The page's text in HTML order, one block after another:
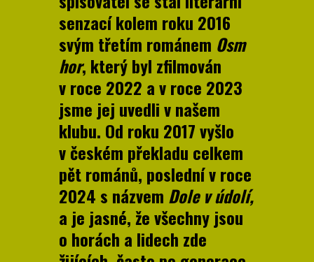
senzací kolem roku 2016
svým třetím románem Osm
hor, který byl zfilmován
v roce 2022 a v roce 2023
jsme jej uvedli v našem
klubu. Od roku 2017 vyšlo
v českém překladu celkem
pět románů, poslední v roce
2024 s názvem Dole v údolí,
a je jasné, že všechny jsou
o horách a lidech zde